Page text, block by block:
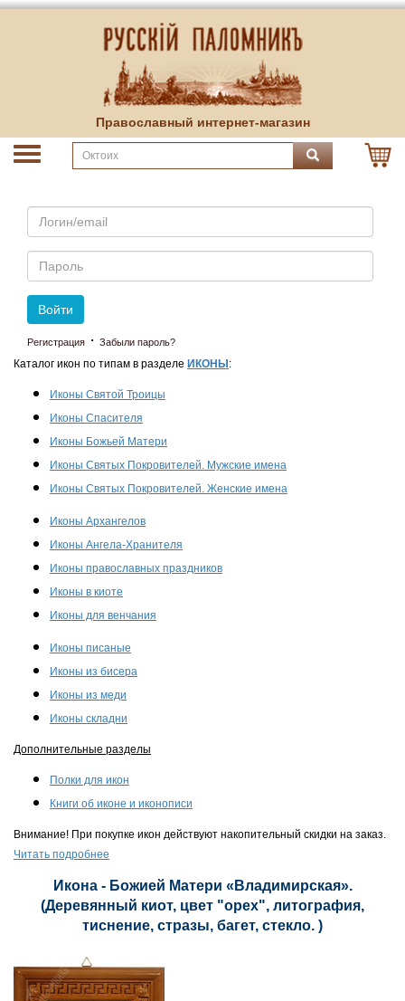
Православный интернет-магазин
Email
Пароль
Войти
Регистрация · Забыли пароль?
Каталог икон по типам в разделе ИКОНЫ :
Иконы Святой Троицы
Иконы Спасителя
Иконы Божьей Матери
Иконы Святых Покровителей. Мужские имена
Иконы Святых Покровителей. Женские имена
Иконы Архангелов
Иконы Ангела-Хранителя
Иконы православных праздников
Иконы в киоте
Иконы для венчания
Иконы писаные
Иконы из бисера
Иконы из меди
Иконы складни
Дополнительные разделы
Полки для икон
Книги об иконе и иконописи
Внимание! При покупке икон действуют накопительный скидки на заказ.
Читать подробнее
Икона - Божией Матери «Владимирская».
(Деревянный киот, цвет "орех", литография,
тиснение, стразы, багет, стекло. )